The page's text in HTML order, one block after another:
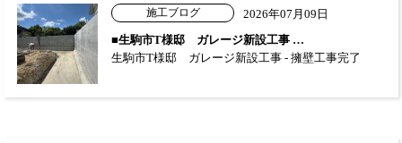
施工ブログ
2026年07月09日
■生駒市T様邸 ガレージ新設工事 …
生駒市T様邸 ガレージ新設工事 - 擁壁工事完了